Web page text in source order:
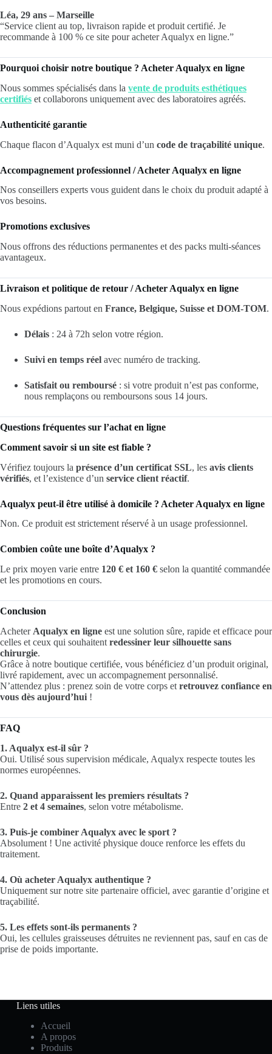
Léa, 29 ans – Marseille
“Service client au top, livraison rapide et produit certifié. Je
recommande à 100 % ce site pour acheter Aqualyx en ligne.”
Pourquoi choisir notre boutique ? Acheter Aqualyx en ligne
Nous sommes spécialisés dans la vente de produits esthétiques
certifiés et collaborons uniquement avec des laboratoires agréés.
Authenticité garantie
Chaque flacon d’Aqualyx est muni d’un code de traçabilité unique.
Accompagnement professionnel / Acheter Aqualyx en ligne
Nos conseillers experts vous guident dans le choix du produit adapté à
vos besoins.
Promotions exclusives
Nous offrons des réductions permanentes et des packs multi-séances
avantageux.
Livraison et politique de retour / Acheter Aqualyx en ligne
Nous expédions partout en France, Belgique, Suisse et DOM-TOM.
Délais : 24 à 72h selon votre région.
Suivi en temps réel avec numéro de tracking.
Satisfait ou remboursé : si votre produit n’est pas conforme,
nous remplaçons ou remboursons sous 14 jours.
Questions fréquentes sur l’achat en ligne
Comment savoir si un site est fiable ?
Vérifiez toujours la présence d’un certificat SSL, les avis clients
vérifiés, et l’existence d’un service client réactif.
Aqualyx peut-il être utilisé à domicile ? Acheter Aqualyx en ligne
Non. Ce produit est strictement réservé à un usage professionnel.
Combien coûte une boîte d’Aqualyx ?
Le prix moyen varie entre 120 € et 160 € selon la quantité commandée
et les promotions en cours.
Conclusion
Acheter Aqualyx en ligne est une solution sûre, rapide et efficace pour
celles et ceux qui souhaitent redessiner leur silhouette sans
chirurgie.
Grâce à notre boutique certifiée, vous bénéficiez d’un produit original,
livré rapidement, avec un accompagnement personnalisé.
N’attendez plus : prenez soin de votre corps et retrouvez confiance en
vous dès aujourd’hui !
FAQ
1. Aqualyx est-il sûr ?
Oui. Utilisé sous supervision médicale, Aqualyx respecte toutes les
normes européennes.
2. Quand apparaissent les premiers résultats ?
Entre 2 et 4 semaines, selon votre métabolisme.
3. Puis-je combiner Aqualyx avec le sport ?
Absolument ! Une activité physique douce renforce les effets du
traitement.
4. Où acheter Aqualyx authentique ?
Uniquement sur notre site partenaire officiel, avec garantie d’origine et
traçabilité.
5. Les effets sont-ils permanents ?
Oui, les cellules graisseuses détruites ne reviennent pas, sauf en cas de
prise de poids importante.
Liens utiles
Accueil
A propos
Produits